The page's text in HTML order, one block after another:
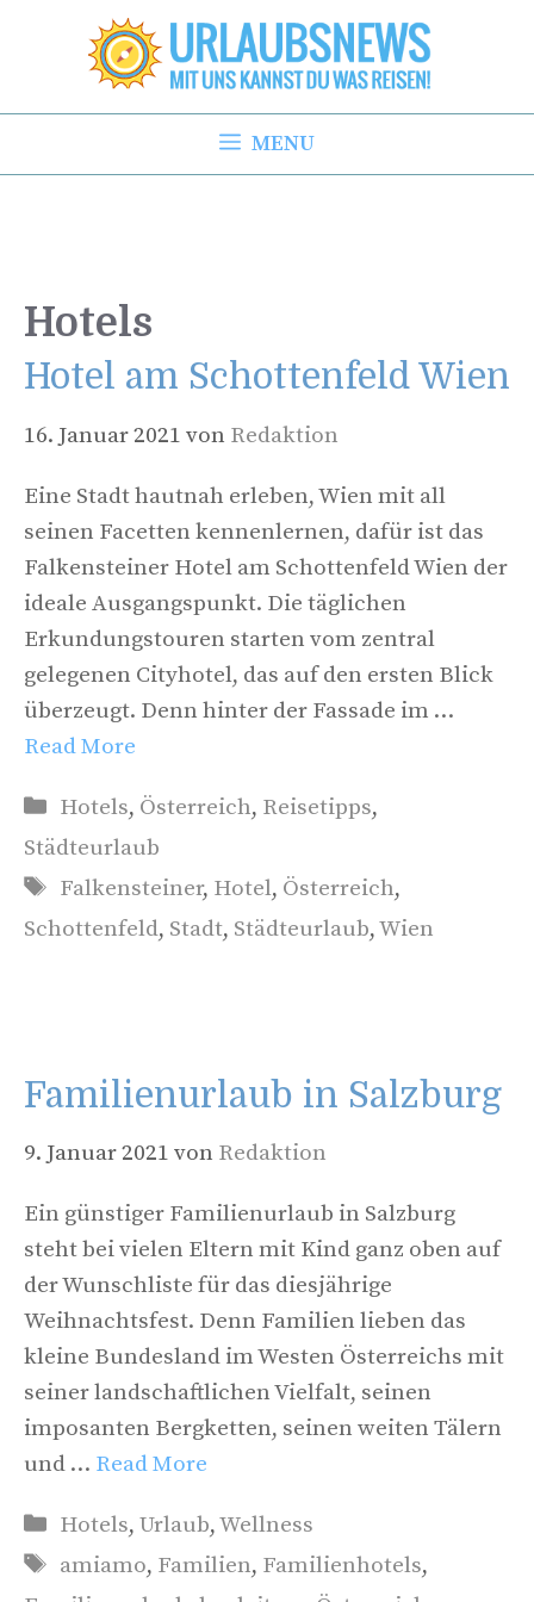
MENU
Hotels
Hotel am Schottenfeld Wien
16. Januar 2021 von Redaktion
Eine Stadt hautnah erleben, Wien mit all
seinen Facetten kennenlernen, dafür ist das
Falkensteiner Hotel am Schottenfeld Wien der
ideale Ausgangspunkt. Die täglichen
Erkundungstouren starten vom zentral
gelegenen Cityhotel, das auf den ersten Blick
überzeugt. Denn hinter der Fassade im …
Read More
Kategorien
Hotels, Österreich, Reisetipps,
Städteurlaub
Schlagwörter
Falkensteiner, Hotel, Österreich,
Schottenfeld, Stadt, Städteurlaub,Wien
Familienurlaub in Salzburg
9. Januar 2021 von Redaktion
Ein günstiger Familienurlaub in Salzburg
steht bei vielen Eltern mit Kind ganz oben auf
der Wunschliste für das diesjährige
Weihnachtsfest. Denn Familien lieben das
kleine Bundesland im Westen Österreichs mit
seiner landschaftlichen Vielfalt, seinen
imposanten Bergketten, seinen weiten Tälern
und … Read More
Kategorien
Hotels,Urlaub,Wellness
Schlagwörter
amiamo, Familien, Familienhotels,